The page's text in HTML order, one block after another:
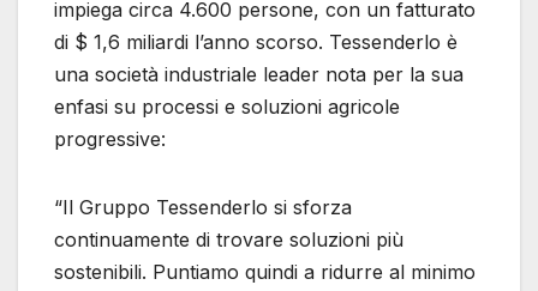
impiega circa 4.600 persone, con un fatturato
di $ 1,6 miliardi l’anno scorso. Tessenderlo è
una società industriale leader nota per la sua
enfasi su processi e soluzioni agricole
progressive:
“Il Gruppo Tessenderlo si sforza
continuamente di trovare soluzioni più
sostenibili. Puntiamo quindi a ridurre al minimo